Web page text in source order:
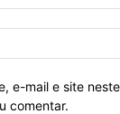
e-mail e site
comentar.